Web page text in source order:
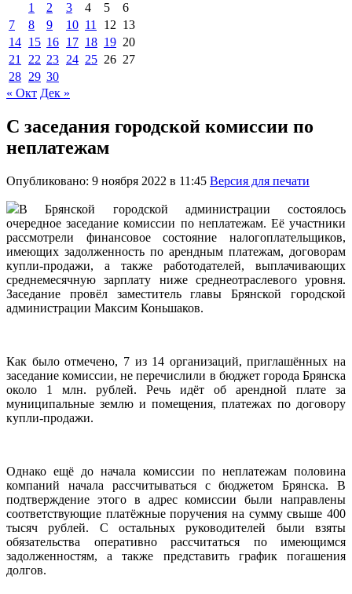
1 2 3 4 5
6
7
8 9 10 11 12 13
14 15 16 17 18 19 20
21
22 23 24 25 26 27
28 29 30
« Окт Дек »
С заседания городской комиссии по
неплатежам
Опубликовано: 9 ноября 2022 в 11:45 Версия для печати
В Брянской городской администрации состоялось
очередное заседание комиссии по неплатежам. Её участники
рассмотрели финансовое состояние налогоплательщиков,
имеющих задолженность по арендным платежам, договорам
купли-продажи, а также работодателей, выплачивающих
среднемесячную зарплату ниже среднеотраслевого уровня.
Заседание провёл заместитель главы Брянской городской
администрации Максим Коньшаков.
Как было отмечено, 7 из 14 организаций, приглашённых на
заседание комиссии, не перечислили в бюджет города Брянска
около 1 млн. рублей. Речь идёт об арендной плате за
муниципальные землю и помещения, платежах по договору
купли-продажи.
Однако ещё до начала комиссии по неплатежам половина
компаний начала рассчитываться с бюджетом Брянска. В
подтверждение этого в адрес комиссии были направлены
соответствующие платёжные поручения на сумму свыше 400
тысяч рублей. С остальных руководителей были взяты
обязательства оперативно рассчитаться по имеющимся
задолженностям, а также представить график погашения
долгов.